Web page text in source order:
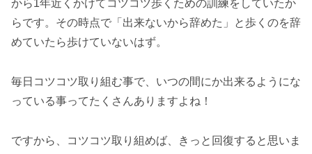
から1年近くかけてコツコツ歩くための訓練をしていたか
らです。その時点で「出来ないから辞めた」と歩くのを辞
めていたら歩けていないはず。
毎日コツコツ取り組む事で、いつの間にか出来るようにな
っている事ってたくさんありますよね！
ですから、コツコツ取り組めば、きっと回復すると思いま